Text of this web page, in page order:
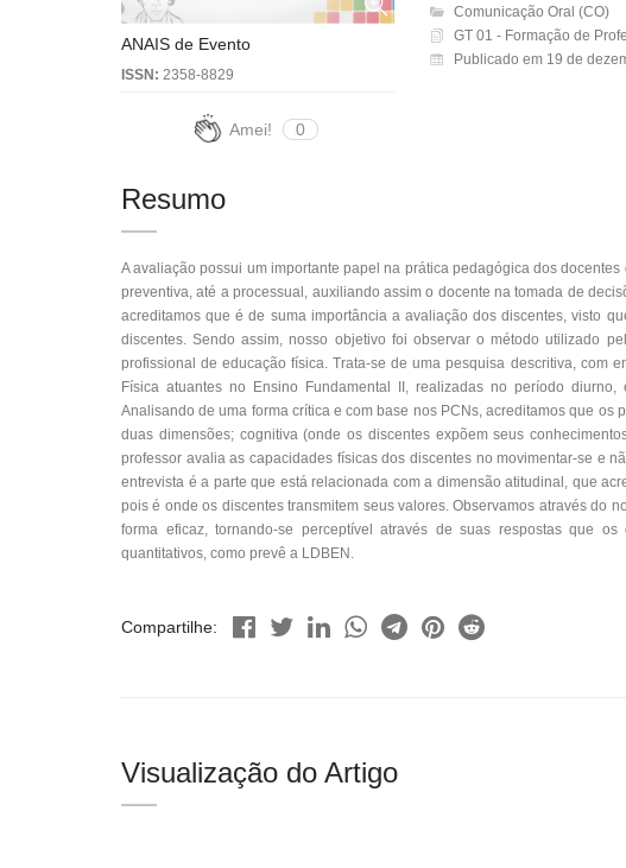
ANAIS de Evento
ISSN: 2358-8829
Amei! 0
Comunicação Oral (CO)
GT 01 - Formação de
Publicado em 19 de
Resumo
A avaliação possui um importante papel na prática pedagógica dos
preventiva, até a processual, auxiliando assim o docente na tomada de
acreditamos que é de suma importância a avaliação dos discentes, visto
discentes. Sendo assim, nosso objetivo foi observar o método utilizado
profissional de educação física. Trata-se de uma pesquisa descritiva, com
Física atuantes no Ensino Fundamental II, realizadas no período
Analisando de uma forma crítica e com base nos PCNs, acreditamos que
duas dimensões; cognitiva (onde os discentes expõem seus
professor avalia as capacidades físicas dos discentes no movimentar-se e
entrevista é a parte que está relacionada com a dimensão atitudinal, que
pois é onde os discentes transmitem seus valores. Observamos através do
forma eficaz, tornando-se perceptível através de suas respostas que
quantitativos, como prevê a LDBEN.
Compartilhe:
Visualização do Artigo